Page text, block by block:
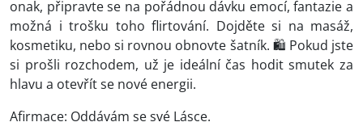
onak, připravte se na pořádnou dávku emocí, fantazie a
možná i trošku toho flirtování. Dojděte si na masáž,
kosmetiku, nebo si rovnou obnovte šatník. 🛍️ Pokud jste
si prošli rozchodem, už je ideální čas hodit smutek za
hlavu a otevřít se nové energii.
Afirmace: Oddávám se své Lásce.